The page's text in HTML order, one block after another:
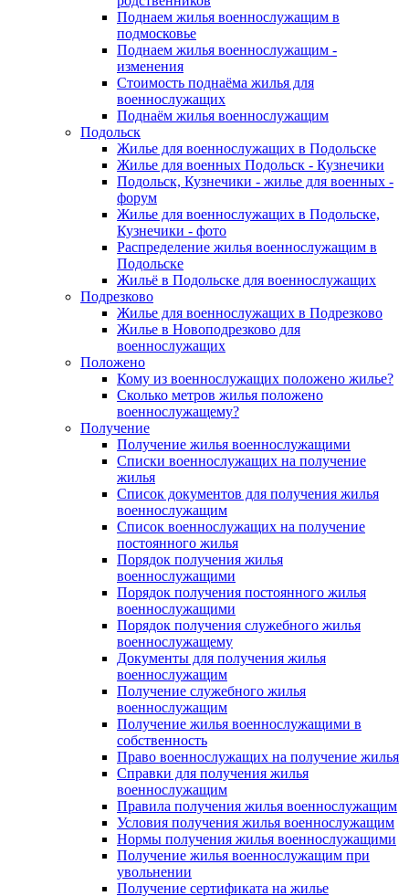
Поднаем жилья военнослужащим в
подмосковье
Поднаем жилья военнослужащим -
изменения
Стоимость поднаёма жилья для
военнослужащих
Поднаём жилья военнослужащим
Подольск
Жилье для военнослужащих в Подольске
Жилье для военных Подольск - Кузнечики
Подольск, Кузнечики - жилье для военных -
форум
Жилье для военнослужащих в Подольске,
Кузнечики - фото
Распределение жилья военнослужащим в
Подольске
Жильё в Подольске для военнослужащих
Подрезково
Жилье для военнослужащих в Подрезково
Жилье в Новоподрезково для
военнослужащих
Положено
Кому из военнослужащих положено жилье?
Сколько метров жилья положено
военнослужащему?
Получение
Получение жилья военнослужащими
Списки военнослужащих на получение
жилья
Список документов для получения жилья
военнослужащим
Список военнослужащих на получение
постоянного жилья
Порядок получения жилья
военнослужащими
Порядок получения постоянного жилья
военнослужащими
Порядок получения служебного жилья
военнослужащему
Документы для получения жилья
военнослужащим
Получение служебного жилья
военнослужащим
Получение жилья военнослужащими в
собственность
Право военнослужащих на получение жилья
Справки для получения жилья
военнослужащим
Правила получения жилья военнослужащим
Условия получения жилья военнослужащим
Нормы получения жилья военнослужащими
Получение жилья военнослужащим при
увольнении
Получение сертификата на жилье